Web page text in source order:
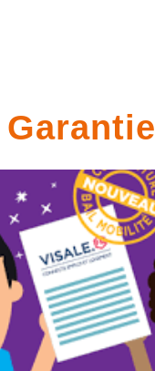
Garantie